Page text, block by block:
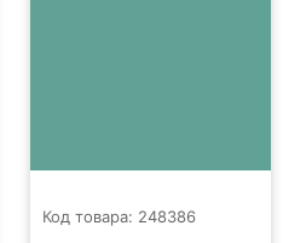
Код товара: 248386